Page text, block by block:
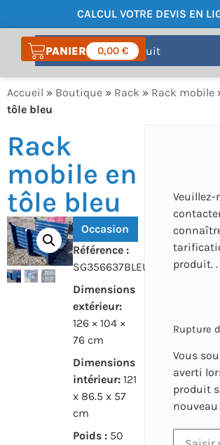
CALCUL VOTRE DEVIS EN
COMPTE 0,00 €
Accueil » Boutique » Rack » Rack mobile
tôle bleu
Rack
mobile en
tôle bleu
Occasion
Référence :
SG356637BLEU
Dimensions
extérieur:
126 × 104 ×
76 cm
Dimensions
intérieur:121
x 86.5 x 57
cm
Poids :50
Veuillez-
produit. .
Rupture
Vous
averti
produit